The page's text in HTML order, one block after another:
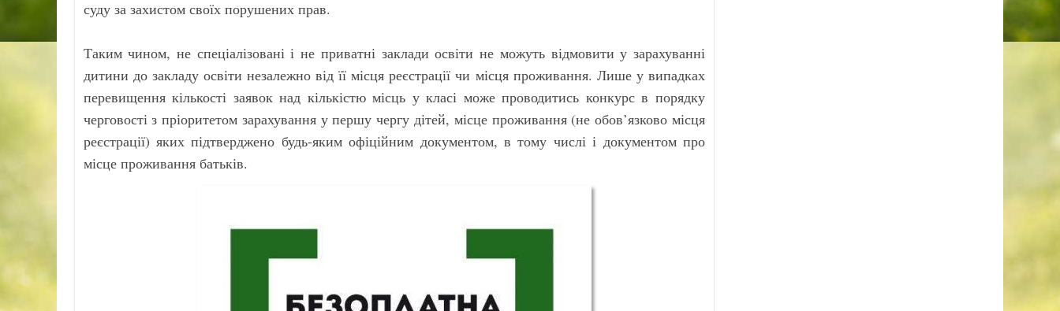
суду за захистом своїх порушених прав.
Таким чином, не спеціалізовані і не приватні заклади освіти не можуть відмовити у зарахуванні
дитини до закладу освіти незалежно від її місця реєстрації чи місця проживання. Лише у випадках
перевищення кількості заявок над кількістю місць у класі може проводитись конкурс в порядку
черговості з пріоритетом зарахування у першу чергу дітей, місце проживання (не обов’язково місця
реєстрації) яких підтверджено будь-яким офіційним документом, в тому числі і документом про
місце проживання батьків.